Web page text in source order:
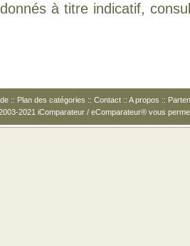
à titre indicatif,
:: Plan des catégories :: Contact :: A propos ::
2021 iComparateur / eComparateur® vous